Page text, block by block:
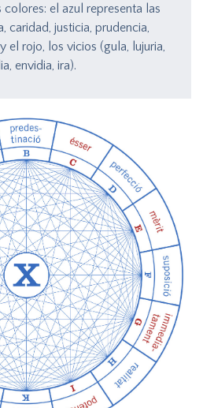
colores: el azul representa las
caridad, justicia, prudencia,
el rojo, los vicios (gula, lujuria,
envidia, ira).